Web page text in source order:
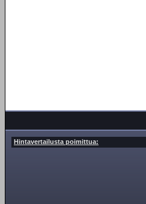
Hintavertailusta poimittua: